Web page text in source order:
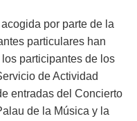
por parte de la
particulares han
participantes de los
de Actividad
entradas del Concierto
de la Música y la